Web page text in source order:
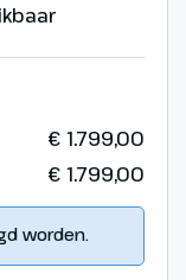
€ 1.799,00
€ 1.799,00
worden.